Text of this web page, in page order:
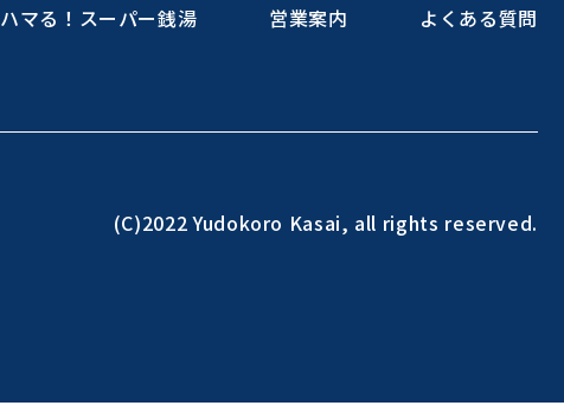
ハマる！スーパー銭湯 営業案内 よくある質問
(C)2022 Yudokoro Kasai, all rights reserved.